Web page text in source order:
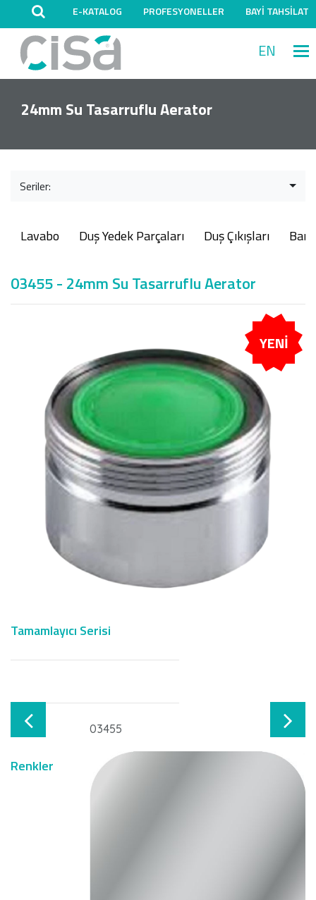
E-KATALOG PROFESYONELLER BAYİ TAHSİLAT
EN
24mm Su Tasarruflu Aerator
Seriler:
Lavabo Duş Yedek Parçaları Duş Çıkışları
03455 - 24mm Su Tasarruflu Aerator
YENİ
Tamamlayıcı Serisi
Kodlar 03455
Renkler